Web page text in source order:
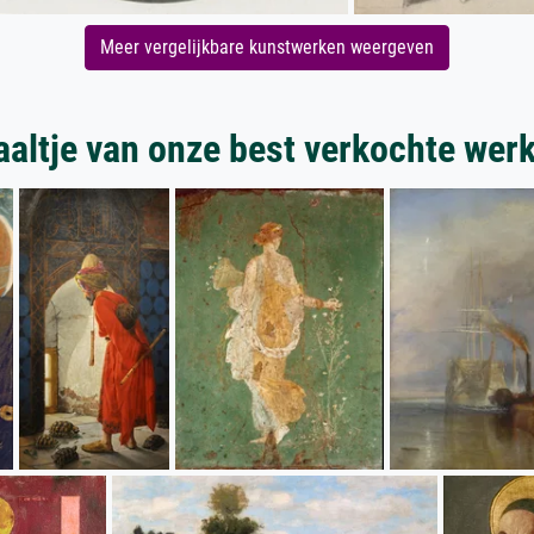
Meer vergelijkbare kunstwerken weergeven
van onze best verkochte